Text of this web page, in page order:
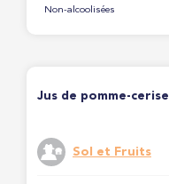
Non-alcoolisées
Jus de pomme-cerise
Sol et Fruits